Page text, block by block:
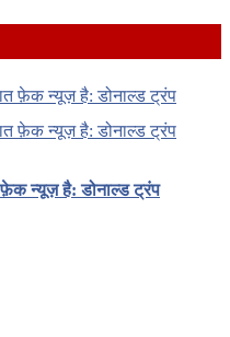
फ़ेक न्यूज़ है: डोनाल्ड ट्रंप